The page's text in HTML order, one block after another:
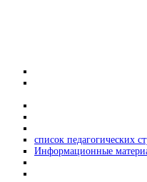
список педагогических
Информационные